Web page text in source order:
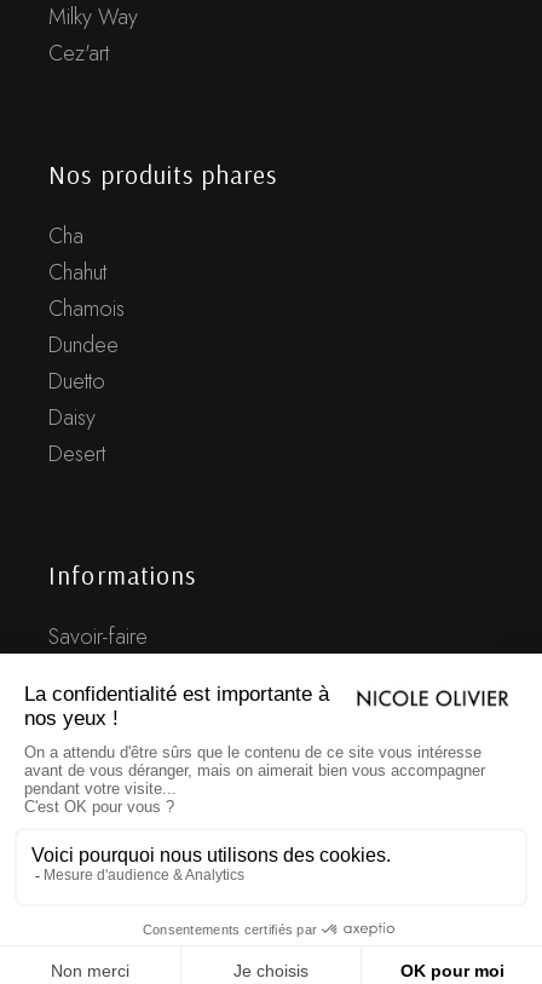
Milky Way
Cez'art
Nos produits phares
Cha
Chahut
Chamois
Dundee
Duetto
Daisy
Desert
Informations
Savoir-faire
FAQ
Guide des tailles
Contact
Mentions légales
CGV
Facebook•Instagram